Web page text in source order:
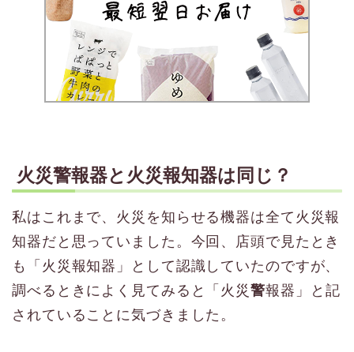
火災警報器と火災報知器は同じ？
私はこれまで、火災を知らせる機器は全て火災報
知器だと思っていました。今回、店頭で見たとき
も「火災報知器」として認識していたのですが、
調べるときによく見てみると「火災警報器」と記
されていることに気づきました。